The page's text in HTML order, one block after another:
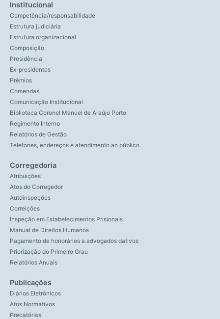
Institucional
Competência/responsabilidade
Estrutura judiciária
Estrutura organizacional
Composição
Presidência
Ex-presidentes
Prêmios
Comendas
Comunicação Institucional
Biblioteca Coronel Manuel de Araújo Porto
Regimento Interno
Relatórios de Gestão
Telefones, endereços e atendimento ao público
Corregedoria
Atribuições
Atos do Corregedor
Autoinspeções
Correições
Inspeção em Estabelecimentos Prisionais
Manual de Direitos Humanos
Pagamento de honorários a advogados dativos
Priorização do Primeiro Grau
Relatórios Anuais
Publicações
Diários Eletrônicos
Atos Normativos
Precatórios